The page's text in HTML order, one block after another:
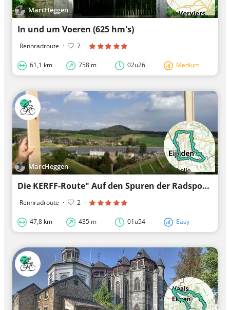
MarcHeggen
In und um Voeren (625 hm's)
Rennradroute · 7 ·
61,1 km 758 m 02u26 Medium
MarcHeggen
Die KERFF-Route" Auf den Spuren der Radsportlegende Marcel Kerff
Rennradroute · 2 ·
47,8 km 435 m 01u54 Easy